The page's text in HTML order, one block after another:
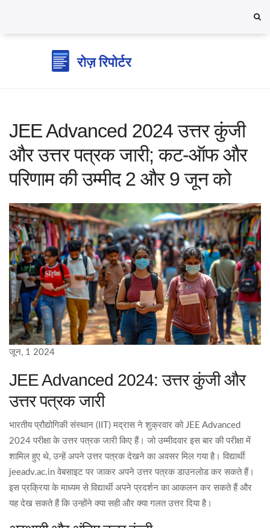
JEE Advanced 2024 उत्तर कुंजी
और उत्तर पत्रक जारी; कट-ऑफ और
परिणाम की उम्मीद 2 और 9 जून को
जून, 1 2024
JEE Advanced 2024: उत्तर कुंजी और
उत्तर पत्रक जारी
भारतीय प्रौद्योगिकी संस्थान (IIT) मद्रास ने शुक्रवार को JEE Advanced
2024 परीक्षा के उत्तर पत्रक जारी किए हैं। जो उम्मीदवार इस बार की परीक्षा में
शामिल हुए थे, उन्हें अपने उत्तर पत्रक देखने का अवसर मिल गया है। विद्यार्थी
jeeadv.ac.in वेबसाइट पर जाकर अपने उत्तर पत्रक डाउनलोड कर सकते हैं।
इस प्रक्रिया के माध्यम से विद्यार्थी अपने प्रदर्शन का आकलन कर सकते हैं और
यह देख सकते हैं कि उन्होंने क्या सही और क्या गलत उत्तर दिया है।